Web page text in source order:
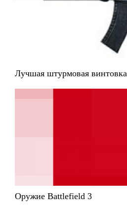
Лучшая штурмовая винтовка
Оружие Battlefield 3